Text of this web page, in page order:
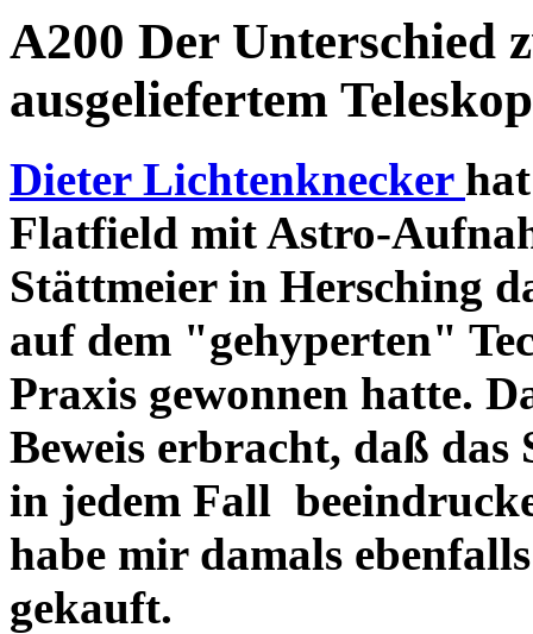
A200 Der Unterschied
ausgeliefertem
Dieter Lichtenknecker
Flatfield mit Astro-
Stättmeier in Hersching
auf dem "gehyperten"
Praxis gewonnen hatte.
Beweis erbracht, daß das
in jedem Fall
habe mir damals
gekauft.